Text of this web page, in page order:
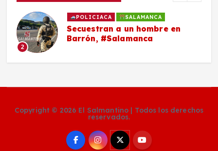
2
POLICIACA SALAMANCA
Secuestran a un hombre en
Barrón, #Salamanca
Copyright © 2026 El Salmantino | Todos los derechos
reservados.